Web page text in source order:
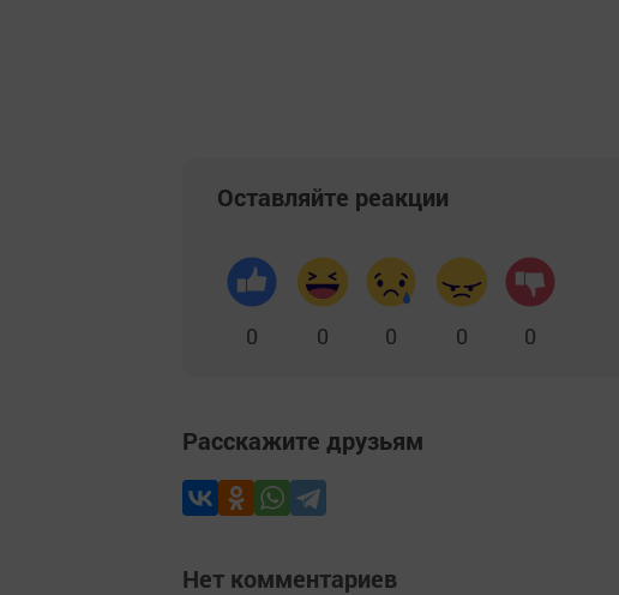
Оставляйте реакции
0 0 0 0 0
Расскажите друзьям
Нет комментариев